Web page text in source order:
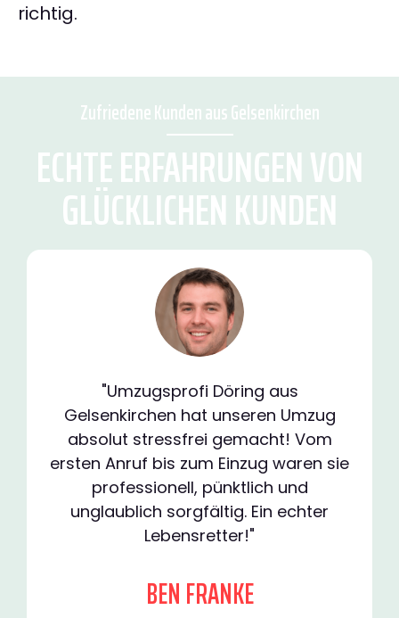
richtig.
Zufriedene Kunden aus Gelsenkirchen
ECHTE ERFAHRUNGEN VON
GLÜCKLICHEN KUNDEN
"Umzugsprofi Döring aus
Gelsenkirchen hat unseren Umzug
absolut stressfrei gemacht! Vom
ersten Anruf bis zum Einzug waren sie
professionell, pünktlich und
unglaublich sorgfältig. Ein echter
Lebensretter!"
BEN FRANKE